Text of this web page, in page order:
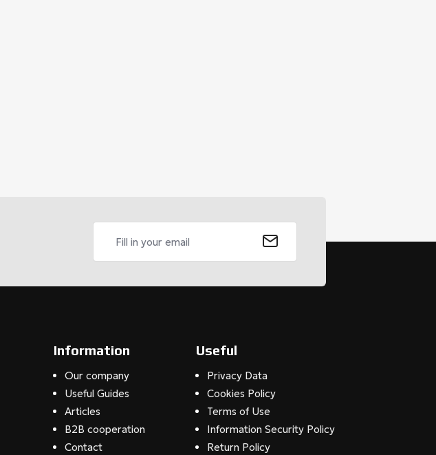
Information
Our company
Useful Guides
Articles
B2B cooperation
Contact
Useful
Privacy Data
Cookies Policy
Terms of Use
Information Security Policy
Return Policy